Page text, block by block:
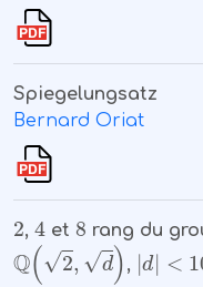
Spiegelungsatz
Bernard Oriat
2, 4et 8 rang du
ℚ (2 d) , | d <